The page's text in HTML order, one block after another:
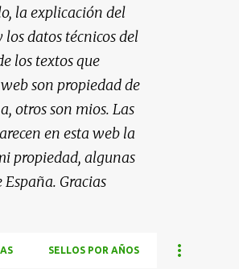
la explicación del
datos técnicos del
los textos que
son propiedad de
otros son mios. Las
en esta web la
propiedad, algunas
España. Gracias
SELLOS POR AÑOS